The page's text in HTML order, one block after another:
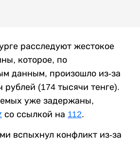
расследуют жестокое
которое, по
данным, произошло из-за
рублей (174 тысячи тенге).
уже задержаны,
со ссылкой на 112.
вспыхнул конфликт из-за